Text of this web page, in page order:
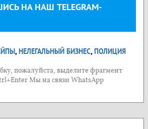
НА НАШ TELEGRAM-
, НЕЛЕГАЛЬНЫЙ БИЗНЕС, ПОЛИЦИЯ
пожалуйста, выделите фрагмент
Мы на связи WhatsApp